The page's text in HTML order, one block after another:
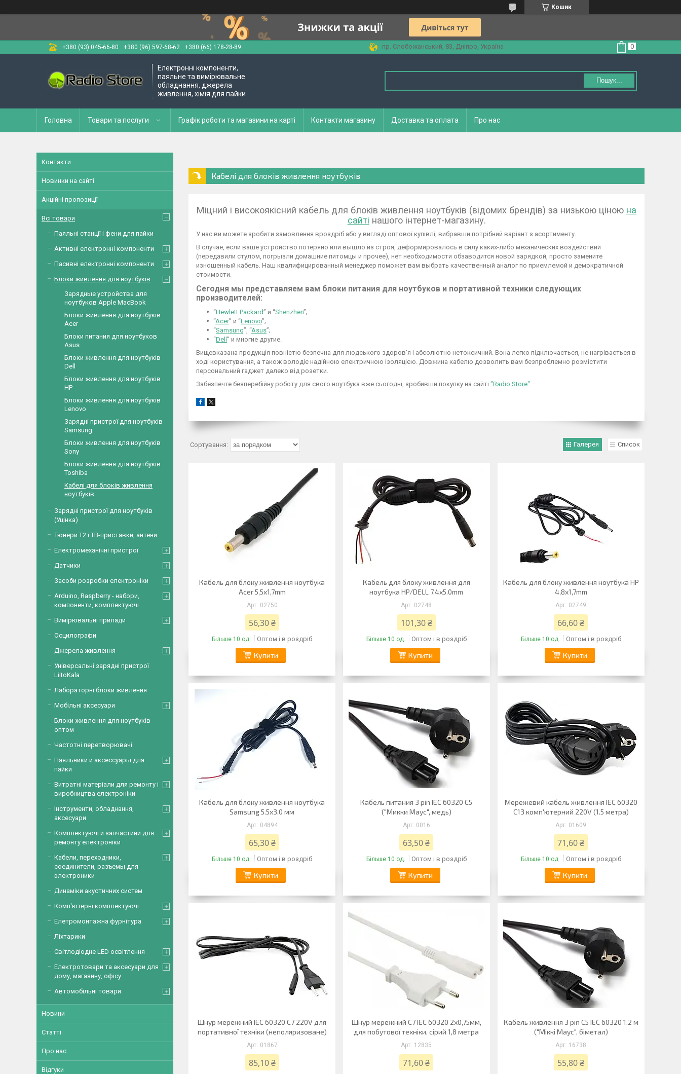
Кошик
+380 (93) 045-66-80 +380 (96) 597-68-62 +380 (66) 178-28-89 пр. Слобожанський, 83, Дніпро, Україна
Електронні компоненти,
паяльне та вимірювальне
обладнання, джерела
живлення, хімія для пайки
Пошук...
Головна Товари та послуги Графік роботи та магазини на карті Контакти магазину Доставка та оплата Про нас
Кабелі для блоків живлення ноутбуків
Міцний і високоякісний кабель для блоків живлення ноутбуків (відомих брендів) за низькою ціною на
сайті нашого інтернет-магазину.
У нас ви можете зробити замовлення вроздріб або у вигляді оптової купівлі, вибравши потрібний варіант з асортименту.
В случае, если ваше устройство потеряно или вышло из строя, деформировалось в силу каких-либо механических воздействий
(передавили стулом, погрызли домашние питомцы и прочее), нет необходимости обзаводится новой зарядкой, просто замените
изношенный кабель. Наш квалифицированный менеджер поможет вам выбрать качественный аналог по приемлемой и демократичной
стоимости.
Сегодня мы представляем вам блоки питания для ноутбуков и портативной техники следующих
производителей:
“Hewlett Packard” и “Shenzhen”;
“Acer” и “Lenovo”;
“Samsung”, “Asus”;
“Dell ” и многие другие.
Вищевказана продукція повністю безпечна для людського здоров'я і абсолютно нетоксичний. Вона легко підключається, не нагрівається в
ході користування, а також володіє надійною електричною ізоляцією. Довжина кабелю дозволить вам безпроблемно розмістити
персональний гаджет далеко від розетки.
Забезпечте безперебійну роботу для свого ноутбука вже сьогодні, зробивши покупку на сайті "Radio Store"
Галерея Список
Кабель для блоку живлення ноутбука
Acer 5,5x1,7mm
02750
56,30 ₴
Більше 10 од. Оптом і в роздріб
Купити
Кабель для блоку живлення для
ноутбука HP/DELL 7.4x5.0mm
02748
101,30 ₴
Більше 10 од. Оптом і в роздріб
Купити
Кабель для блоку живлення ноутбука HP
4,8x1,7mm
02749
66,60 ₴
Більше 10 од. Оптом і в роздріб
Купити
Кабель для блоку живлення ноутбука
Samsung 5.5x3.0 мм
04894
65,30 ₴
Більше 10 од. Оптом і в роздріб
Купити
Кабель питания 3 pin IEC 60320 С5
("Микки Маус", медь)
0016
63,50 ₴
Більше 10 од. Оптом і в роздріб
Купити
Мережевий кабель живлення IEC 60320
C13 комп'ютерний 220V (1.5 метра)
01609
71,60 ₴
Більше 10 од. Оптом і в роздріб
Купити
Шнур мережний IEC 60320 C7 220V для
портативної техніки (неполяризоване)
01867
85,10 ₴
Шнур мережний C7 IEC 60320 2x0,75мм,
для побутової техніки, сірий 1,8 метра
12835
71,60 ₴
Кабель живлення 3 pin С5 IEC 60320 1.2 м
("Міккі Маус", біметал)
16738
55,80 ₴
Контакти
Новинки на сайті
Акційні пропозиції
Всі товари
Паяльні станції і фени для пайки
Активні електронні компоненти
Пасивні електронні компоненти
Блоки живлення для ноутбуків
Зарядные устройства для
ноутбуков Apple MacBook
Блоки живлення для ноутбуків
Acer
Блоки питания для ноутбуков
Asus
Блоки живлення для ноутбуків
Dell
Блоки живлення для ноутбуків
HP
Блоки живлення для ноутбуків
Lenovo
Зарядні пристрої для ноутбуків
Samsung
Блоки живлення для ноутбуків
Sony
Блоки живлення для ноутбуків
Toshiba
Кабелі для блоків живлення
ноутбуків
Зарядні пристрої для ноутбуків
(Уцінка)
Тюнери Т2 і ТВ-приставки, антени
Електромеханічні пристрої
Датчики
Засоби розробки електроніки
Arduino, Raspberry - набори,
компоненти, комплектуючі
Вимірювальні прилади
Осцилографи
Джерела живлення
Універсальні зарядні пристрої
LiitoKala
Лабораторні блоки живлення
Мобільні аксесуари
Блоки живлення для ноутбуків
оптом
Частотні перетворювачі
Паяльники и аксессуары для
пайки
Витратні матеріали для ремонту і
виробництва електроніки
Інструменти, обладнання,
аксесуари
Комплектуючі й запчастини для
ремонту електроніки
Кабели, переходники,
соединители, разъемы для
электроники
Динаміки акустичних систем
Комп'ютерні комплектуючі
Елетромонтажна фурнітура
Ліхтарики
Світлодіодне LED освітлення
Електротовари та аксесуари для
дому, магазину, офісу
Автомобільні товари
Новини
Статті
Про нас
Відгуки